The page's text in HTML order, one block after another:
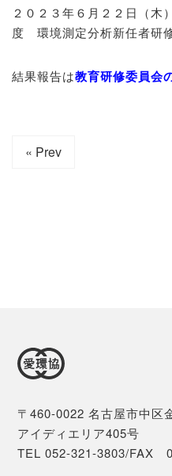
２０２３年６月２２日（木
度 環境測定分析新任者研
結果報告は教育研修委員会
« Prev
〒460-0022 名古屋市中区
アイディエリア405号
TEL 052-321-3803/FAX